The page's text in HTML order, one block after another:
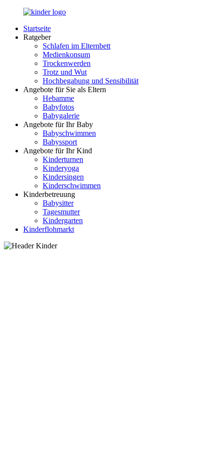
Zurück
Inhalt
LuckyKids.de
Das
Nachwuchs
Startseite
Ratgeber
Schlafen im Elternbett
Medienkonsum
Trockenwerden
Trotz und Wut
Hochbegabung und Sensibilität
Angebote für Sie als Eltern
Hebamme
Babyfotos
Babygalerie
Angebote für Ihr Baby
Babyschwimmen
Babyssport
Angebote für Ihr Kind
Kinderturnen
Kinderyoga
Kindersingen
Kinderschwimmen
Kinderbetreuung
Babysitter
Tagesmutter
Kindergarten
Kinderflohmarkt